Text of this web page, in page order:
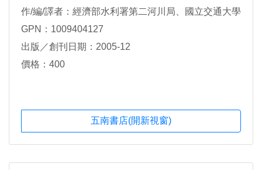
作/編/譯者：經濟部水利署第二河川局、國立交通大學
GPN：1009404127
出版／創刊日期：2005-12
價格：400
五南書店(開新視窗)